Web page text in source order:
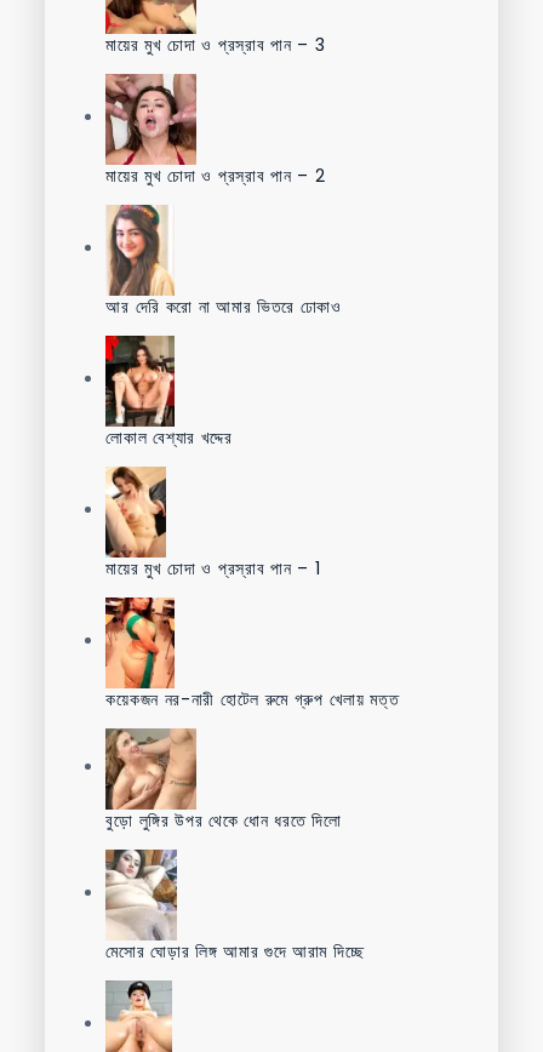
মায়ের মুখ চোদা ও প্রস্রাব পান – 3
মায়ের মুখ চোদা ও প্রস্রাব পান – 2
আর দেরি করো না আমার ভিতরে ঢোকাও
লোকাল বেশ্যার খদ্দের
মায়ের মুখ চোদা ও প্রস্রাব পান – 1
কয়েকজন নর-নারী হোটেল রুমে গ্রুপ খেলায় মত্ত
বুড়ো লুঙ্গির উপর থেকে ধোন ধরতে দিলো
মেসোর ঘোড়ার লিঙ্গ আমার গুদে আরাম দিচ্ছে